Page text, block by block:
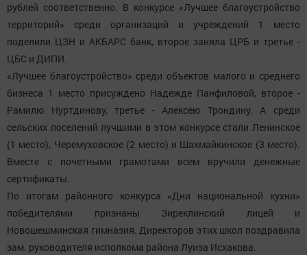
рублей соответственно. В конкурсе «Лучшее благоустройство
территорий» среди организаций и учреждений 1 место
поделили ЦЗН и АКБАРС банк, второе заняла ЦРБ и третье -
ЦБС и ДИПИ.
«Лучшее благоустройство» среди объектов малого и среднего
бизнеса 1 место присуждено Надежде Панфиловой, второе -
Рамилю Нуртдинову, третье - Алексею Трондину. А среди
сельских поселений лучшими в этом конкурсе стали Ленинское
(1 место), Черемуховское (2 место) и Шахмайкинское (3 место).
Вместе с почетными грамотами всем вручили денежные
сертификаты.
По итогам районного конкурса «Дни национальной кухни»
победителями признаны Зиреклинский лицей и
Новошешминская гимназия. Директоров этих школ поздравила
зам. руководителя исполкома района Луиза Исхакова.